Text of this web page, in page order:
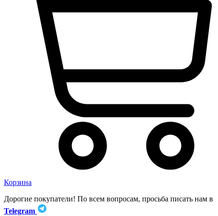
Корзина
Дорогие покупатели! По всем вопросам, просьба писать нам в
Telegram